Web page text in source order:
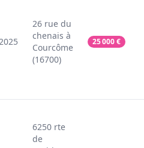
26 rue du
chenais à
Courcôme
(16700)
25 000€
6250 rte
de